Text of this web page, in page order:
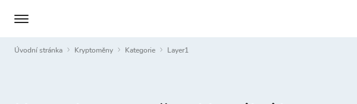
Úvodní stránka Kryptoměny Kategorie layer1